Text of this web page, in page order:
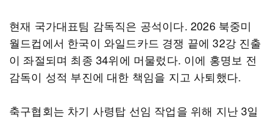
현재 국가대표팀 감독직은 공석이다. 2026 북중미
월드컵에서 한국이 와일드카드 경쟁 끝에 32강 진출
이 좌절되며 최종 34위에 머물렀다. 이에 홍명보 전
감독이 성적 부진에 대한 책임을 지고 사퇴했다.
축구협회는 차기 사령탑 선임 작업을 위해 지난 3일